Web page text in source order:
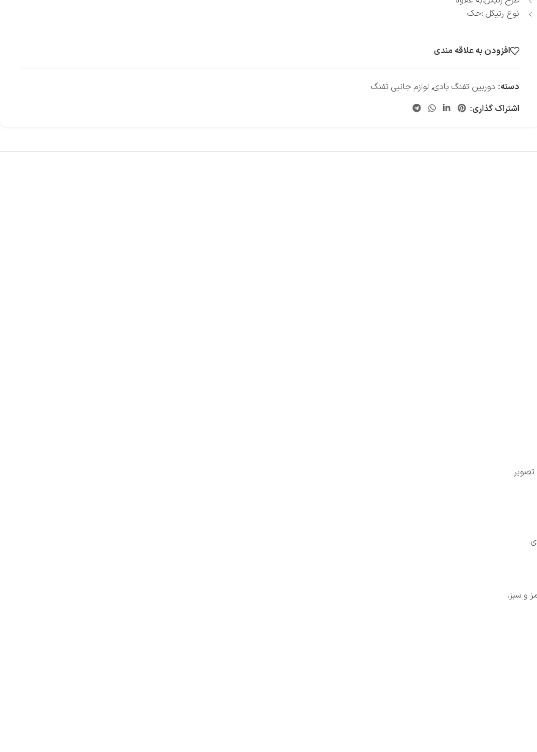
نوع رتیکل :حک
افزودن به علاقه مندی
دسته: دوربین تفنگ بادی, لوازم جانبی تفنگ
اشتراک گذاری:
و سبز.